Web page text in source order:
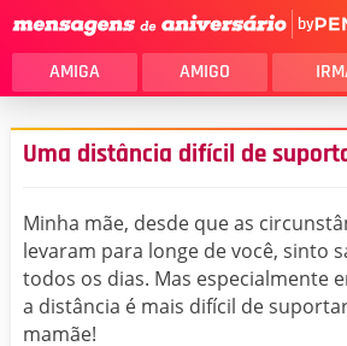
by
AMIGA AMIGO
Uma distância difícil de
Minha mãe, desde que as
levaram para longe de você, sinto
todos os dias. Mas especialmente
a distância é mais difícil de
mamãe!